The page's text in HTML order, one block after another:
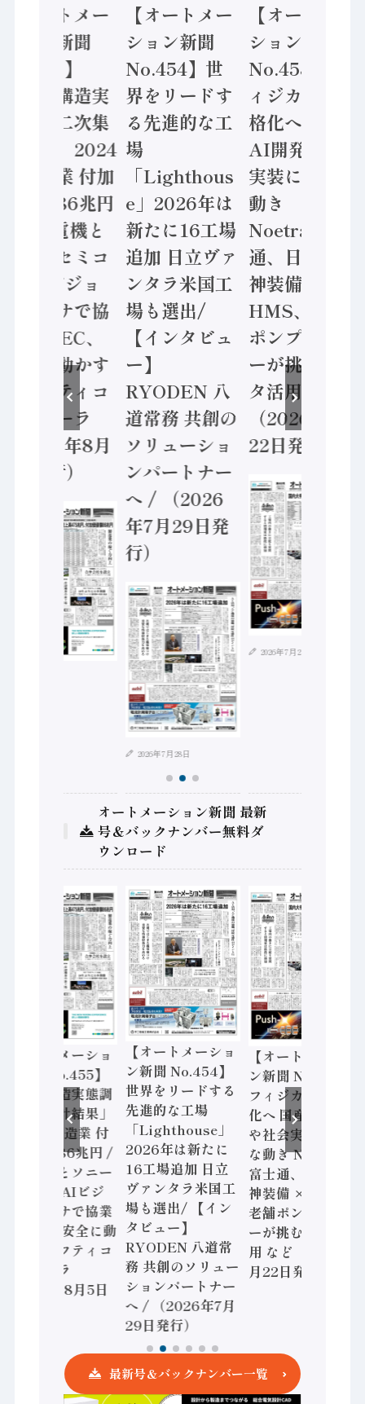
【オートメー
ション新聞
No.455】
「経済構造実
態調査二次集
計結果」2024
年製造業 付加
価値額86兆円
/ 三菱電機と
ソニーセミコ
ン AIビジョ
ンセンサで協
業 / IDEC、
安全に動かす
セーフティコ
ントローラ
（2026年8月
5日発行）
【オートメー
ション新聞
No.454】世
界をリードす
る先進的な工
場
「Lighthous
e」2026年は
新たに16工場
追加 日立ヴァ
ンタラ米国工
場も選出/
【インタビュ
ー】
RYODEN 八
道常務 共創の
ソリューショ
ンパートナー
へ / （2026
年7月29日発
行）
2026年7月28日
【オートメー
ション新聞
No.453】フ
ィジカルAI本
格化へ 国産
AI開発や社会
実装に活発な
動き
Noetra、富士
通、日立 / 兵
神装備 ×
HMS、老舗
ポンプメーカ
ーが挑むデー
タ活用 など
（2026年7月
22日発行）
2026年7月21日
オートメーション新聞 最新
号＆バックナンバー無料ダ
ウンロード
【オートメーショ
ン新聞 No.455】
「経済構造実態調
査二次集計結果」
2024年製造業 付
加価値額86兆円 /
三菱電機とソニー
セミコン AIビジ
ョンセンサで協業
/ IDEC、安全に動
かすセーフティコ
ントローラ
（2026年8月5日
【オートメーショ
ン新聞 No.454】
世界をリードする
先進的な工場
「Lighthouse」
2026年は新たに
16工場追加 日立
ヴァンタラ米国工
場も選出/ 【イン
タビュー】
RYODEN 八道常
務 共創のソリュー
ションパートナー
へ / （2026年7月
29日発行）
【オートメーショ
ン新聞 No.453】
フィジカルAI本格
化へ 国産AI開発
や社会実装に活発
な動き Noetra、
富士通、日立 / 兵
神装備 × HMS、
老舗ポンプメーカ
ーが挑むデータ活
用 など（2026年7
月22日発行）
最新号＆バックナンバー一覧